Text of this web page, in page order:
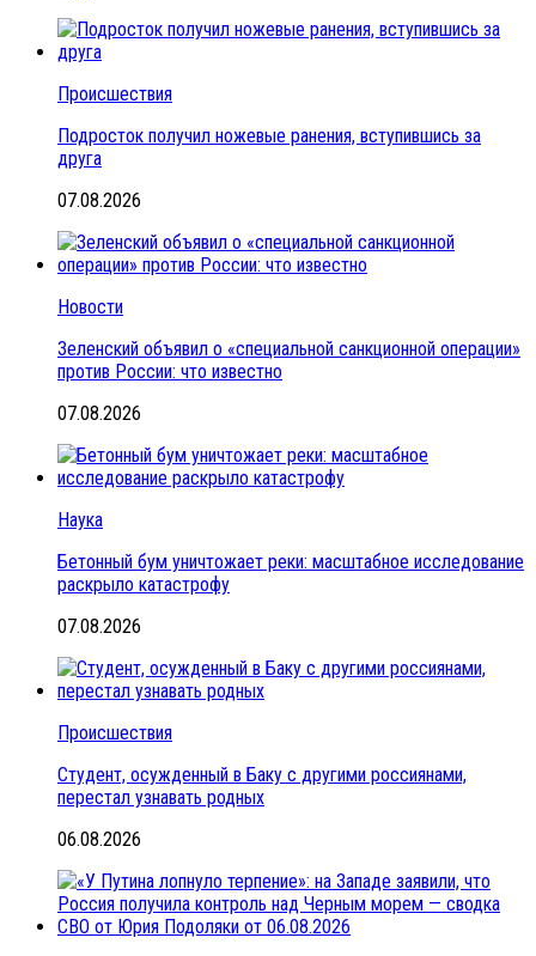
Происшествия
Подросток получил ножевые ранения, вступившись за
друга
07.08.2026
Новости
Зеленский объявил о «специальной санкционной операции»
против России: что известно
07.08.2026
Наука
Бетонный бум уничтожает реки: масштабное исследование
раскрыло катастрофу
07.08.2026
Происшествия
Студент, осужденный в Баку с другими россиянами,
перестал узнавать родных
06.08.2026